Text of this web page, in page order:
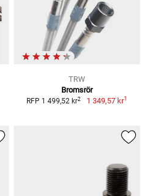
TRW
Bromsrör
RFP 1 499,52 kr2 1 349,57 kr1